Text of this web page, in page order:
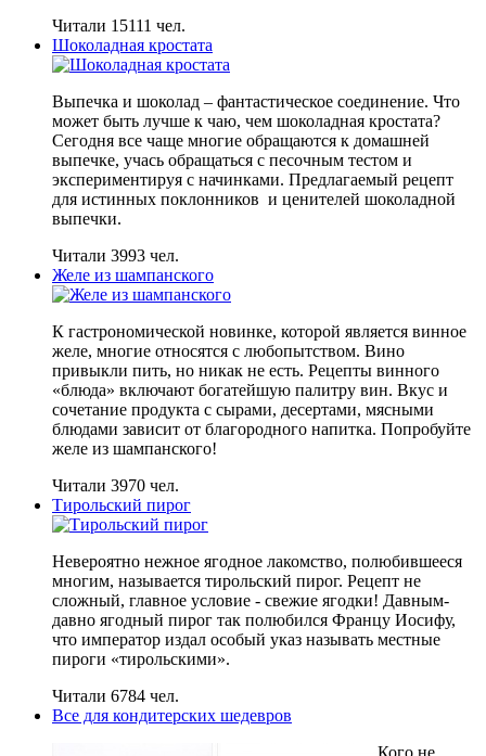
Читали 15111 чел.
Шоколадная кростата
Выпечка и шоколад – фантастическое соединение. Что
может быть лучше к чаю, чем шоколадная кростата?
Сегодня все чаще многие обращаются к домашней
выпечке, учась обращаться с песочным тестом и
экспериментируя с начинками. Предлагаемый рецепт
для истинных поклонников и ценителей шоколадной
выпечки.
Читали 3993 чел.
Желе из шампанского
К гастрономической новинке, которой является винное
желе, многие относятся с любопытством. Вино
привыкли пить, но никак не есть. Рецепты винного
«блюда» включают богатейшую палитру вин. Вкус и
сочетание продукта с сырами, десертами, мясными
блюдами зависит от благородного напитка. Попробуйте
желе из шампанского!
Читали 3970 чел.
Тирольский пирог
Невероятно нежное ягодное лакомство, полюбившееся
многим, называется тирольский пирог. Рецепт не
сложный, главное условие - свежие ягодки! Давным-
давно ягодный пирог так полюбился Францу Иосифу,
что император издал особый указ называть местные
пироги «тирольскими».
Читали 6784 чел.
Все для кондитерских шедевров